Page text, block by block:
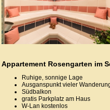
Appartement Rosengarten im
Ruhige, sonnige Lage
Ausganspunkt vieler
Südbalkon
gratis Parkplatz am Haus
W-Lan kostenlos